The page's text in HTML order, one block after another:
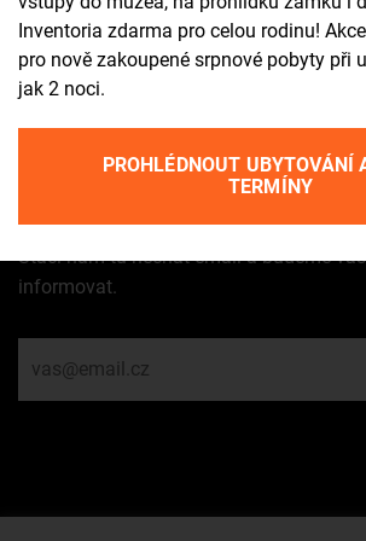
9.00–17.00
Kontakty a otevírací doby
Zůstaňte s námi
Máte zájem dostávat tu a tam zprávy o
Stačí nám tu nechat email a budeme
informovat.
Inventoria zdarma pro celou rodinu!
pro nově zakoupené srpnové pobyty při
jak 2 noci.
PROHLÉDNOUT UBYTOVÁNÍ
TERMÍNY